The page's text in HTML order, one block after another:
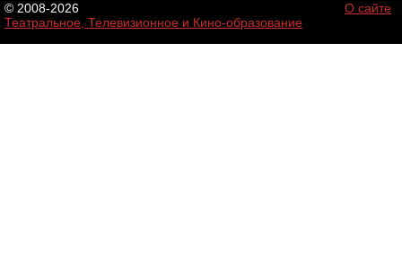
© 2008-2026
Театральное, Телевизионное и Кино-образование
О сайте